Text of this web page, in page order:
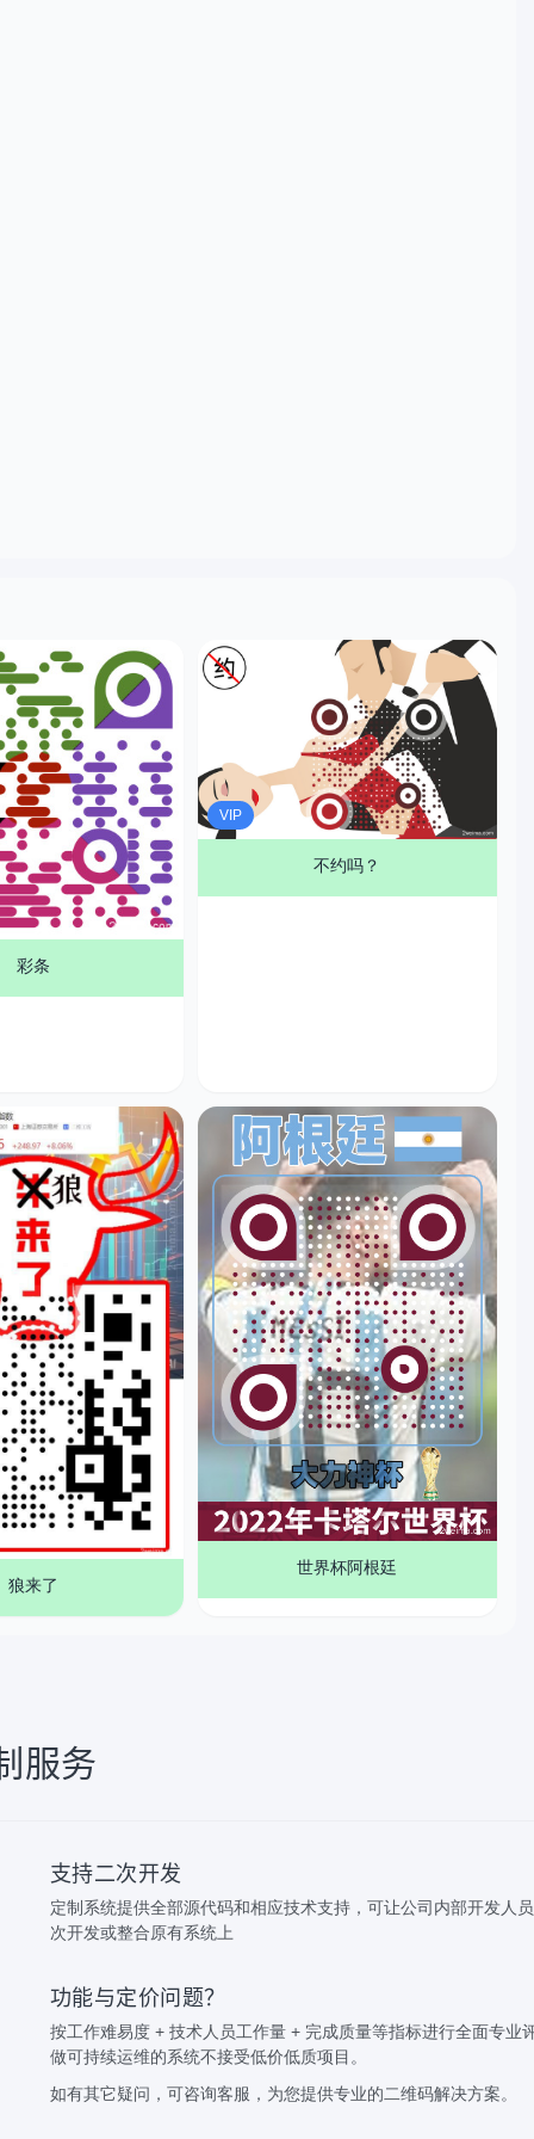
彩条
VIP
不约吗？
狼来了
世界杯阿根廷
服务
支持二次开发
定制系统提供全部源代码和相应技术支持，可让公司内部开发人
次开发或整合原有系统上
功能与定价问题？
按工作难易度 + 技术人员工作量 + 完成质量等指标进行全面专业
做可持续运维的系统不接受低价低质项目。
如有其它疑问，可咨询客服，为您提供专业的二维码解决方案。